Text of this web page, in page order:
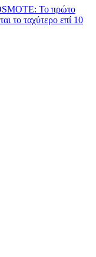
Το πρώτο
το ταχύτερο επί 10